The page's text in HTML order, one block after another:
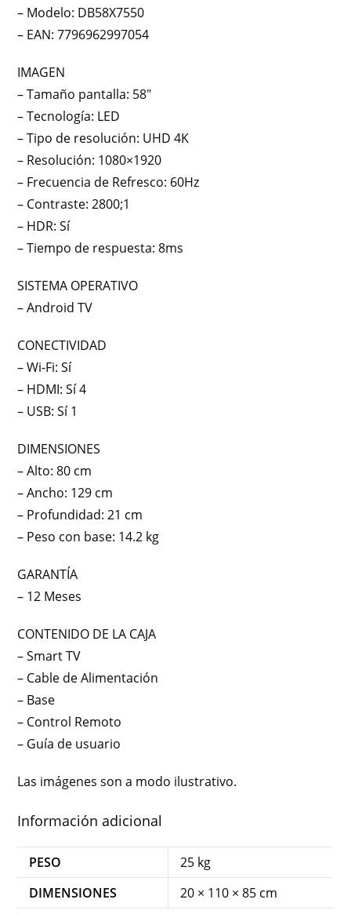
– Modelo: DB58X7550
– EAN: 7796962997054
IMAGEN
– Tamaño pantalla: 58″
– Tecnología: LED
– Tipo de resolución: UHD 4K
– Resolución: 1080×1920
– Frecuencia de Refresco: 60Hz
– Contraste: 2800;1
– HDR: Sí
– Tiempo de respuesta: 8ms
SISTEMA OPERATIVO
– Android TV
CONECTIVIDAD
– Wi-Fi: Sí
– HDMI: Sí 4
– USB: Sí 1
DIMENSIONES
– Alto: 80 cm
– Ancho: 129 cm
– Profundidad: 21 cm
– Peso con base: 14.2 kg
GARANTÍA
– 12 Meses
CONTENIDO DE LA CAJA
– Smart TV
– Cable de Alimentación
– Base
– Control Remoto
– Guía de usuario
Las imágenes son a modo ilustrativo.
Información adicional
PESO
25 kg
DIMENSIONES
20 × 110 × 85 cm